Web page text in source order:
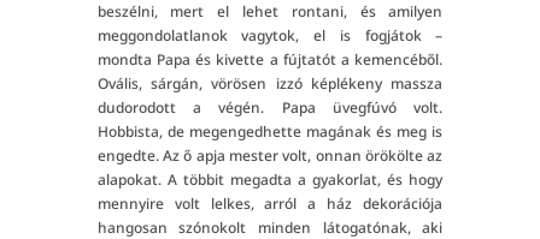
beszélni, mert el lehet rontani, és amilyen
meggondolatlanok vagytok, el is fogjátok –
mondta Papa és kivette a fújtatót a kemencéből.
Ovális, sárgán, vörösen izzó képlékeny massza
dudorodott a végén. Papa üvegfúvó volt.
Hobbista, de megengedhette magának és meg is
engedte. Az ő apja mester volt, onnan örökölte az
alapokat. A többit megadta a gyakorlat, és hogy
mennyire volt lelkes, arról a ház dekorációja
hangosan szónokolt minden látogatónak, aki